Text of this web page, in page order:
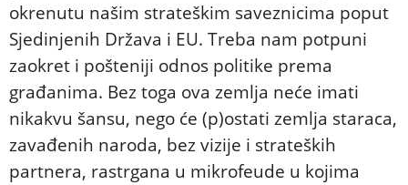
okrenutu našim strateškim saveznicima poput
Sjedinjenih Država i EU. Treba nam potpuni
zaokret i pošteniji odnos politike prema
građanima. Bez toga ova zemlja neće imati
nikakvu šansu, nego će (p)ostati zemlja staraca,
zavađenih naroda, bez vizije i strateških
partnera, rastrgana u mikrofeude u kojima